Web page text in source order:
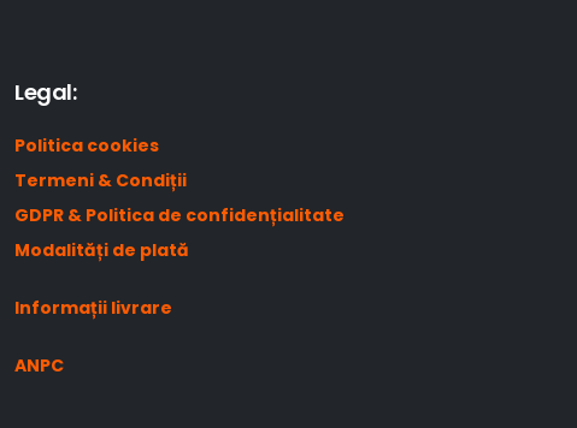
Legal:
Politica cookies
Termeni & Condiții
GDPR & Politica de confidențialitate
Modalități de plată
Informații livrare
ANPC